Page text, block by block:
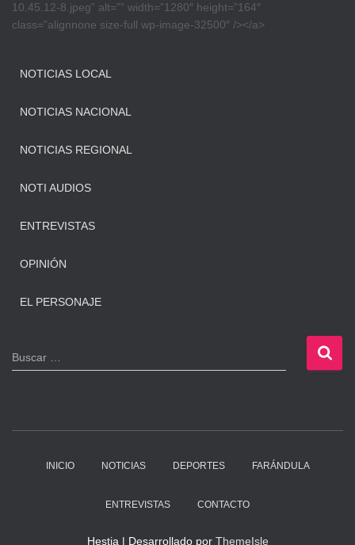
10.45.12-8.jpeg” alt=”” width=”1280″ height=”164″
class=”alignnone size-full wp-image-32500″ /></a>
NOTICIAS LOCAL
NOTICIAS NACIONAL
NOTICIAS REGIONAL
NOTI AUDIOS
ENTREVISTAS
OPINIÓN
EL PERSONAJE
B
u
Buscar …
INICIO NOTICIAS DEPORTES FARÁNDULA
ENTREVISTAS CONTACTO
Hestia | Desarrollado por ThemeIsle